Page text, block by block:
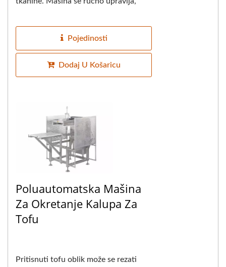
težine...
Pojedinosti
Dodaj U Košaricu
Poluautomatska Mašina
Za Okretanje Kalupa Za
Tofu
Pritisnuti tofu oblik može se rezati